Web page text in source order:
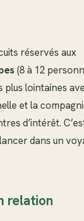
réservés aux
(8 à 12
lointaines
et la
d’intérêt.
dans un
relation